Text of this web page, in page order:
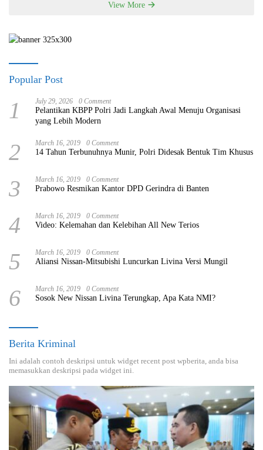
View More
Popular Post
1 July 29, 2026 0 Comment
Pelantikan KBPP Polri Jadi Langkah Awal Menuju Organisasi
yang Lebih Modern
2 March 16, 2019 0 Comment
14 Tahun Terbunuhnya Munir, Polri Didesak Bentuk Tim Khusus
3 March 16, 2019 0 Comment
Prabowo Resmikan Kantor DPD Gerindra di Banten
4 March 16, 2019 0 Comment
Video: Kelemahan dan Kelebihan All New Terios
5 March 16, 2019 0 Comment
Aliansi Nissan-Mitsubishi Luncurkan Livina Versi Mungil
6 March 16, 2019 0 Comment
Sosok New Nissan Livina Terungkap, Apa Kata NMI?
Berita Kriminal
Ini adalah contoh deskripsi untuk widget recent post wpberita, anda bisa
memasukkan deskripsi pada widget ini.